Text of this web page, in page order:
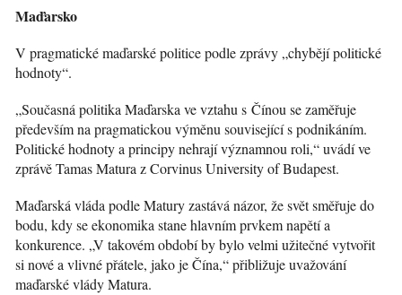
Maďarsko
V pragmatické maďarské politice podle zprávy „chybějí politické
hodnoty“.
„Současná politika Maďarska ve vztahu s Čínou se zaměřuje
především na pragmatickou výměnu související s podnikáním.
Politické hodnoty a principy nehrají významnou roli,“ uvádí ve
zprávě Tamas Matura z Corvinus University of Budapest.
Maďarská vláda podle Matury zastává názor, že svět směřuje do
bodu, kdy se ekonomika stane hlavním prvkem napětí a
konkurence. „V takovém období by bylo velmi užitečné vytvořit
si nové a vlivné přátele, jako je Čína,“ přibližuje uvažování
maďarské vlády Matura.